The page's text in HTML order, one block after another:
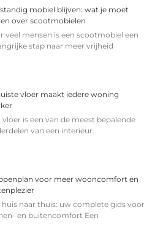
mobiel blijven: wat je moet
over scootmobielen
veel mensen is een scootmobiel een
stap naar meer vrijheid
vloer maakt iedere woning
vloer is een van de meest bepalende
van een interieur.
voor meer wooncomfort en
huis naar thuis: uw complete gids voor
en buitencomfort Een